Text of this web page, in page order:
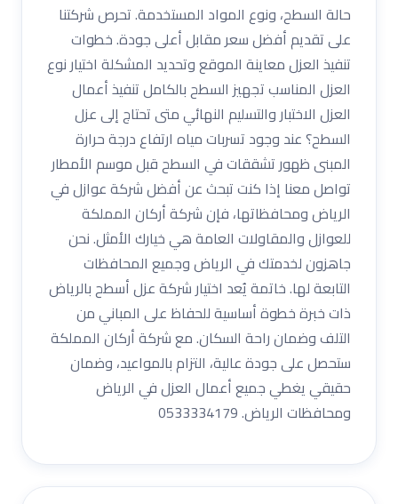
حالة السطح، ونوع المواد المستخدمة. تحرص شركتنا
على تقديم أفضل سعر مقابل أعلى جودة. خطوات
تنفيذ العزل معاينة الموقع وتحديد المشكلة اختيار نوع
العزل المناسب تجهيز السطح بالكامل تنفيذ أعمال
العزل الاختبار والتسليم النهائي متى تحتاج إلى عزل
السطح؟ عند وجود تسربات مياه ارتفاع درجة حرارة
المبنى ظهور تشققات في السطح قبل موسم الأمطار
تواصل معنا إذا كنت تبحث عن أفضل شركة عوازل في
الرياض ومحافظاتها، فإن شركة أركان المملكة
للعوازل والمقاولات العامة هي خيارك الأمثل. نحن
جاهزون لخدمتك في الرياض وجميع المحافظات
التابعة لها. خاتمة يُعد اختيار شركة عزل أسطح بالرياض
ذات خبرة خطوة أساسية للحفاظ على المباني من
التلف وضمان راحة السكان. مع شركة أركان المملكة
ستحصل على جودة عالية، التزام بالمواعيد، وضمان
حقيقي يغطي جميع أعمال العزل في الرياض
ومحافظات الرياض. 0533334179